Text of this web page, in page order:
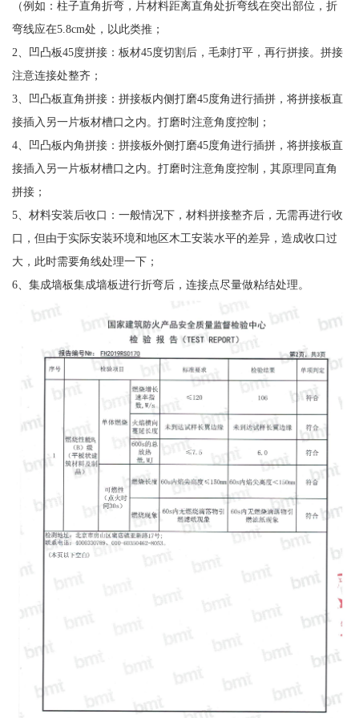
（例如：柱子直角折弯，片材料距离直角处折弯线在突出部位，折
弯线应在5.8cm处，以此类推；
2、凹凸板45度拼接：板材45度切割后，毛刺打平，再行拼接。拼接
注意连接处整齐；
3、凹凸板直角拼接：拼接板内侧打磨45度角进行插拼，将拼接板直
接插入另一片板材槽口之内。打磨时注意角度控制；
4、凹凸板内角拼接：拼接板外侧打磨45度角进行插拼，将拼接板直
接插入另一片板材槽口之内。打磨时注意角度控制，其原理同直角
拼接；
5、材料安装后收口：一般情况下，材料拼接整齐后，无需再进行收
口，但由于实际安装环境和地区木工安装水平的差异，造成收口过
大，此时需要角线处理一下；
6、集成墙板集成墙板进行折弯后，连接点尽量做粘结处理。